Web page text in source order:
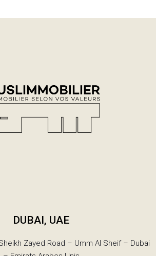
DUBAI, UAE
Zayed Road – Umm Al Sheif – Dubai